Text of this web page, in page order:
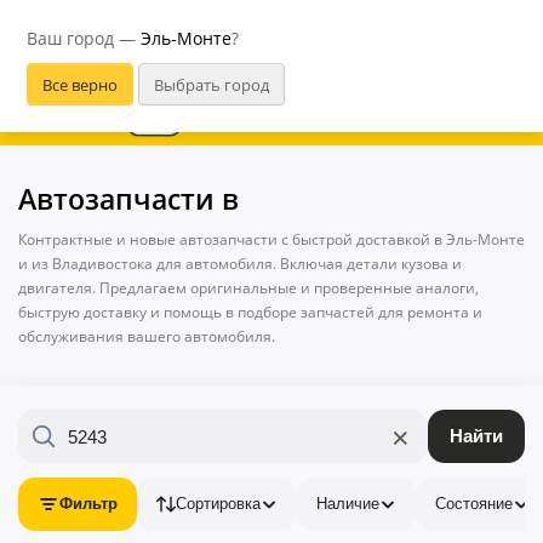
Ваш город — Эль-Монте?
В приложении удобнее
Автозапчасти в
Контрактные и новые автозапчасти с быстрой доставкой в Эль-Монте
и из Владивостока для автомобиля. Включая детали кузова и
двигателя. Предлагаем оригинальные и проверенные аналоги,
быструю доставку и помощь в подборе запчастей для ремонта и
обслуживания вашего автомобиля.
× Найти
Фильтр Сортировка Наличие Состояние